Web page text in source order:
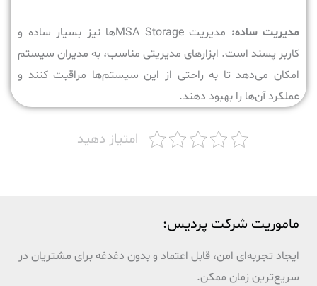
مدیریت ساده:
مدیریت MSA Storage‍‌ها نیز بسیار ساده و
کاربر پسند است. ابزارهای مدیریتی مناسب، به مدیران سیستم
امکان می‌دهد تا به راحتی از این سیستم‌ها مراقبت کنند و
عملکرد آن‌ها را بهبود دهند.
امتیاز دهید
ماموریت شرکت پردیس:
ایجاد تجربه‌ای امن، قابل اعتماد و بدون دغدغه برای مشتریان در
سریع‌ترین زمان ممکن.